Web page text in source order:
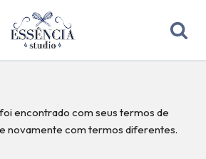
encontrado com seus termos de
novamente com termos diferentes.